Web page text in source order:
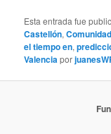
Esta entrada fue
Castellón,
el tiempo en,
Valenciapor